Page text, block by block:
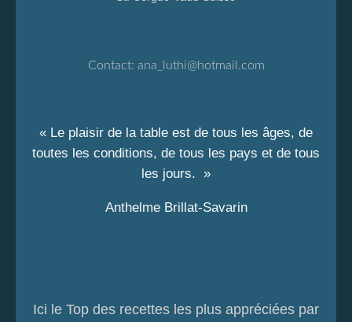
Contact: ana_luthi@hotmail.com
« Le plaisir de la table est de tous les âges, de
toutes les conditions, de tous les pays et de tous
les jours. »
Anthelme Brillat-Savarin
Ici le Top des recettes les plus appréciées par